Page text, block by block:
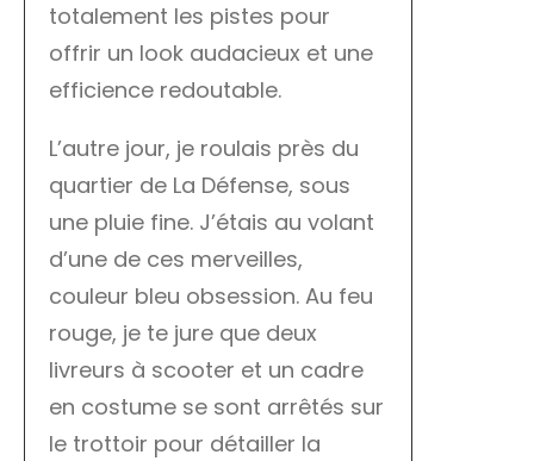
totalement les pistes pour
offrir un look audacieux et une
efficience redoutable.
L’autre jour, je roulais près du
quartier de La Défense, sous
une pluie fine. J’étais au volant
d’une de ces merveilles,
couleur bleu obsession. Au feu
rouge, je te jure que deux
livreurs à scooter et un cadre
en costume se sont arrêtés sur
le trottoir pour détailler la